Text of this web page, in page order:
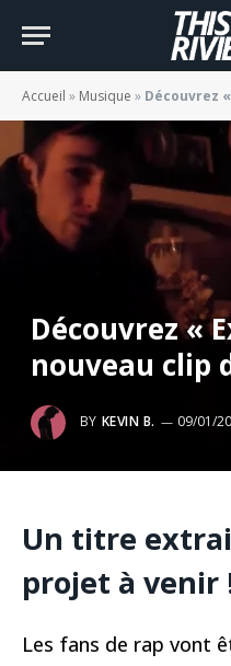
Accueil » Musique » Découvrez
Découvrez «
nouveau clip
BY KEVIN B. 09/01/
Un titre
projet à venir
Les fans de rap vont